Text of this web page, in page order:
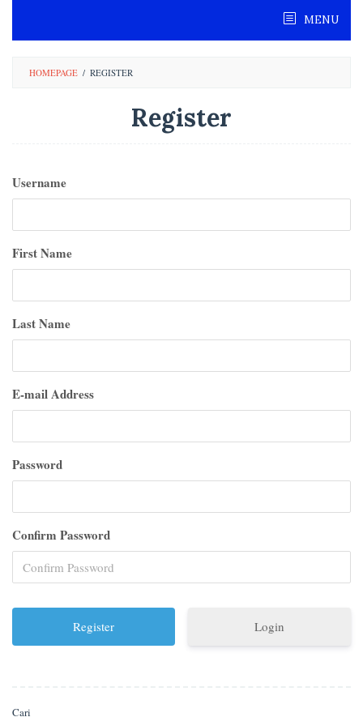
content
MENU
HOMEPAGE / REGISTER
Register
Username
First Name
Last Name
E-mail Address
Password
Confirm Password
Login
Cari